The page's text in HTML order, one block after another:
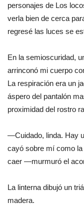
personajes de Los
verla bien de cerca
regresé las luces se
En la semioscuridad,
arrinconó mi cuerpo
La respiración era un
áspero del pantalón
proximidad del rostro
—Cuidado, linda. Hay
cayó sobre mí como
caer —murmuró el
La linterna dibujó un
madera.